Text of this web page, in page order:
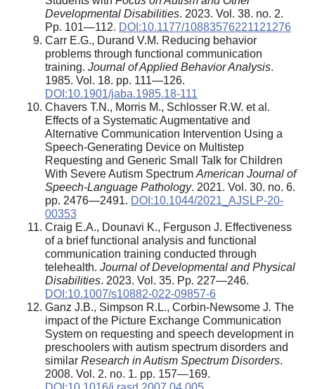
Developmental Disabilities. 2023. Vol. 38. no. 2.
Pp. 101—112. DOI:10.1177/10883576221121276
Carr E.G., Durand V.M. Reducing behavior
problems through functional communication
training. Journal of Applied Behavior Analysis.
1985. Vol. 18. pp. 111—126.
DOI:10.1901/jaba.1985.18-111
Chavers T.N., Morris M., Schlosser R.W. et al.
Effects of a Systematic Augmentative and
Alternative Communication Intervention Using a
Speech-Generating Device on Multistep
Requesting and Generic Small Talk for Children
With Severe Autism Spectrum American Journal of
Speech-Language Pathology. 2021. Vol. 30. no. 6.
pp. 2476—2491. DOI:10.1044/2021_AJSLP-20-
00353
Craig E.A., Dounavi K., Ferguson J. Effectiveness
of a brief functional analysis and functional
communication training conducted through
telehealth. Journal of Developmental and Physical
Disabilities. 2023. Vol. 35. Pp. 227—246.
DOI:10.1007/s10882-022-09857-6
Ganz J.B., Simpson R.L., Corbin-Newsome J. The
impact of the Picture Exchange Communication
System on requesting and speech development in
preschoolers with autism spectrum disorders and
similar Research in Autism Spectrum Disorders.
2008. Vol. 2. no. 1. pp. 157—169.